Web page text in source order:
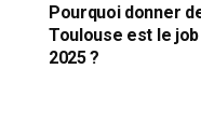
Pourquoi donner
Toulouse est le
2025 ?